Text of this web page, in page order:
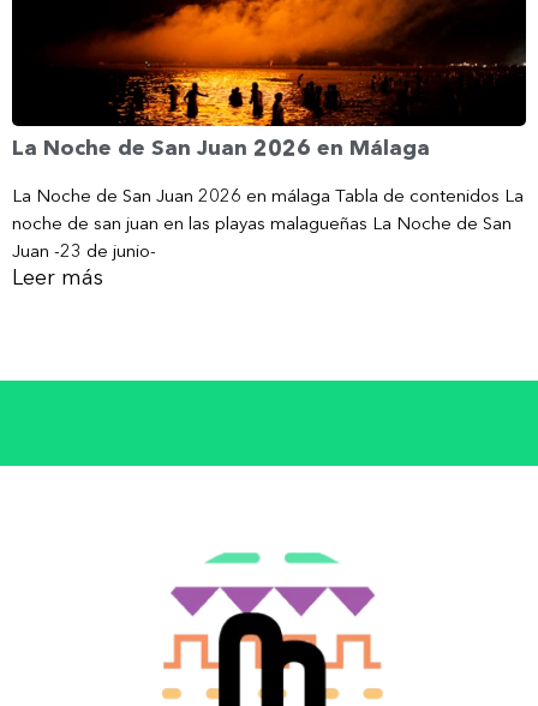
La Noche de San Juan 2026 en Málaga
La Noche de San Juan 2026 en málaga Tabla de contenidos La
noche de san juan en las playas malagueñas La Noche de San
Juan -23 de junio-
Leer más